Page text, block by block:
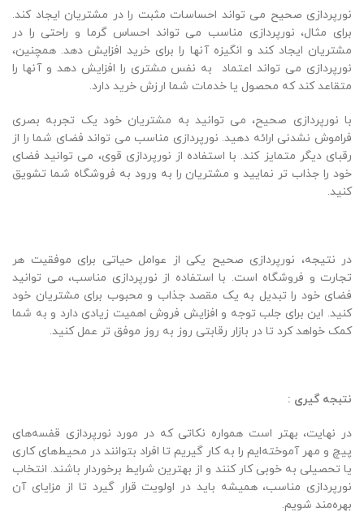
نورپردازی صحیح می تواند احساسات مثبت را در مشتریان ایجاد کند.
برای مثال، نورپردازی مناسب می تواند احساس گرما و راحتی را در
مشتریان ایجاد کند و انگیزه آنها را برای خرید افزایش دهد. همچنین،
نورپردازی می تواند اعتماد به نفس مشتری را افزایش دهد و آنها را
متقاعد کند که محصول یا خدمات شما ارزش خرید دارد.
با نورپردازی صحیح، می توانید به مشتریان خود یک تجربه بصری
فراموش نشدنی ارائه دهید. نورپردازی مناسب می تواند فضای شما را از
رقبای دیگر متمایز کند. با استفاده از نورپردازی قوی، می توانید فضای
خود را جذاب تر نمایید و مشتریان را به ورود به فروشگاه شما تشویق
کنید.
در نتیجه، نورپردازی صحیح یکی از عوامل حیاتی برای موفقیت هر
تجارت و فروشگاه است. با استفاده از نورپردازی مناسب، می توانید
فضای خود را تبدیل به یک مقصد جذاب و محبوب برای مشتریان خود
کنید. این برای جلب توجه و افزایش فروش اهمیت زیادی دارد و به شما
کمک خواهد کرد تا در بازار رقابتی روز به روز موفق تر عمل کنید.
نتبجه گیری :
در نهایت، بهتر است همواره نکاتی که در مورد نورپردازی قفسه‌های
پیچ و مهر آموخته‌ایم را به کار گیریم تا افراد بتوانند در محیط‌های کاری
یا تحصیلی به خوبی کار کنند و از بهترین شرایط برخوردار باشند. انتخاب
نورپردازی مناسب، همیشه باید در اولویت قرار گیرد تا از مزایای آن
بهره‌مند شویم.